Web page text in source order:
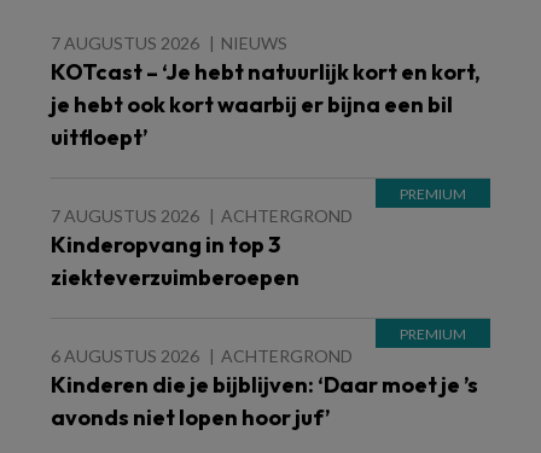
7 AUGUSTUS 2026 NIEUWS
KOTcast – ‘Je hebt natuurlijk kort en kort,
je hebt ook kort waarbij er bijna een bil
uitfloept’
7 AUGUSTUS 2026 ACHTERGROND
Kinderopvang in top 3
ziekteverzuimberoepen
6 AUGUSTUS 2026 ACHTERGROND
Kinderen die je bijblijven: ‘Daar moet je ’s
avonds niet lopen hoor juf’